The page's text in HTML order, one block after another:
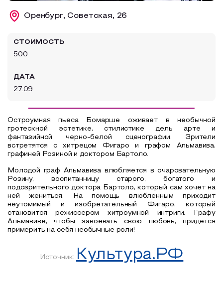
Образовательный туризм
Оренбург, Советская, 26
СТОИМОСТЬ
500
ДАТА
27.09
Остроумная пьеса Бомарше оживает в необычной
гротескной эстетике, стилистике дель арте и
фантазийной черно-белой сценографии. Зрители
встретятся с хитрецом Фигаро и графом Альмавива,
графиней Розиной и доктором Бартоло.
Молодой граф Альмавива влюбляется в очаровательную
Розину, воспитанницу старого, богатого и
подозрительного доктора Бартоло, который сам хочет на
ней жениться. На помощь влюбленным приходит
неутомимый и изобретательный Фигаро, который
становится режиссером хитроумной интриги. Графу
Альмавиве, чтобы завоевать свою любовь, придется
примерить на себя необычные роли!
Источник: Культура.РФ